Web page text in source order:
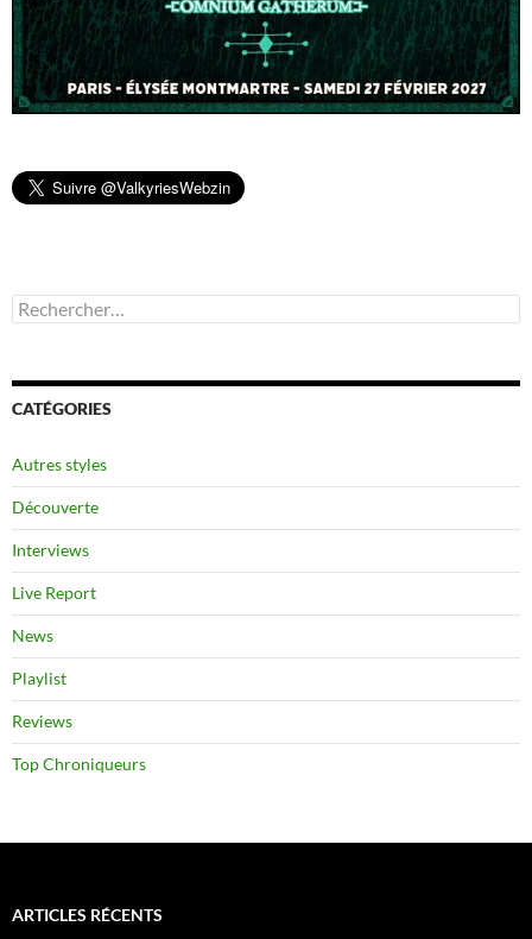
Rechercher :
CATÉGORIES
Autres styles
Découverte
Interviews
Live Report
News
Playlist
Reviews
Top Chroniqueurs
ARTICLES RÉCENTS